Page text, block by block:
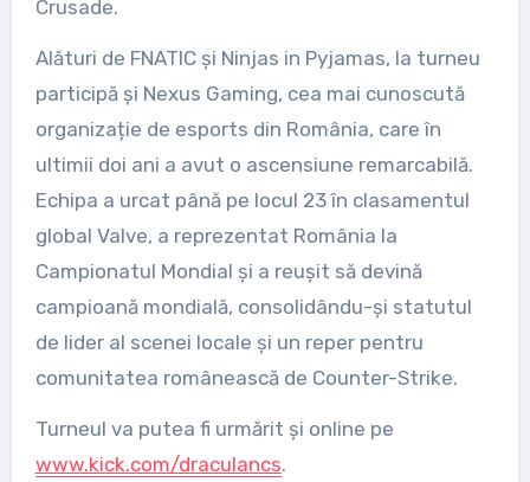
Crusade.
Alături de FNATIC și Ninjas in Pyjamas, la turneu
participă și Nexus Gaming, cea mai cunoscută
organizație de esports din România, care în
ultimii doi ani a avut o ascensiune remarcabilă.
Echipa a urcat până pe locul 23 în clasamentul
global Valve, a reprezentat România la
Campionatul Mondial și a reușit să devină
campioană mondială, consolidându-și statutul
de lider al scenei locale și un reper pentru
comunitatea românească de Counter-Strike.
Turneul va putea fi urmărit și online pe
www.kick.com/draculancs.